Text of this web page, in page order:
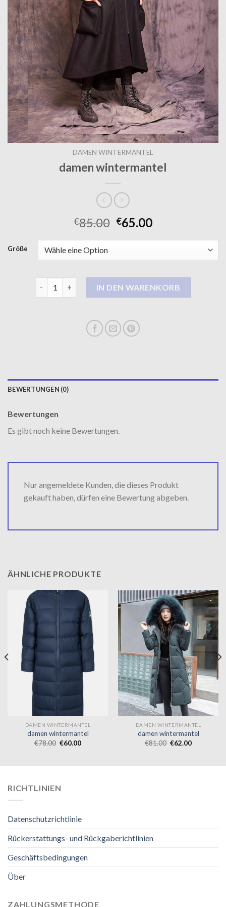
DAMEN WINTERMANTEL
damen wintermantel
€85.00 €65.00
Größe
IN DEN WARENKORB
BEWERTUNGEN (0)
Bewertungen
Es gibt noch keine Bewertungen.
Nur angemeldete Kunden, die dieses Produkt
gekauft haben, dürfen eine Bewertung abgeben.
ÄHNLICHE PRODUKTE
DAMEN WINTERMANTEL
damen wintermantel
€78.00 €60.00
DAMEN WINTERMANTEL
damen wintermantel
€81.00 €62.00
RICHTLINIEN
Datenschutzrichtlinie
Rückerstattungs- und Rückgaberichtlinien
Geschäftsbedingungen
Über
ZAHLUNGSMETHODE